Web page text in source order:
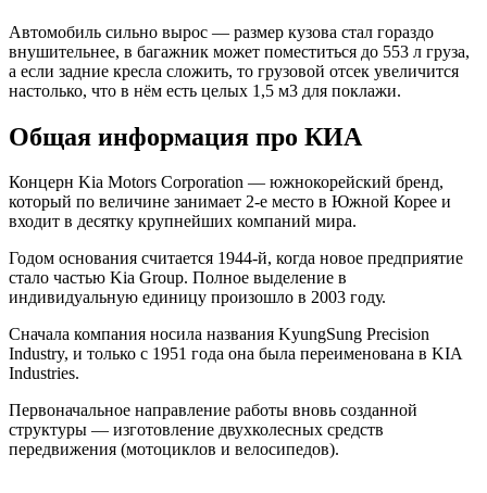
Автомобиль сильно вырос — размер кузова стал гораздо
внушительнее, в багажник может поместиться до 553 л груза,
а если задние кресла сложить, то грузовой отсек увеличится
настолько, что в нём есть целых 1,5 м3 для поклажи.
Общая информация про КИА
Концерн Kia Motors Corporation — южнокорейский бренд,
который по величине занимает 2-е место в Южной Корее и
входит в десятку крупнейших компаний мира.
Годом основания считается 1944-й, когда новое предприятие
стало частью Kia Group. Полное выделение в
индивидуальную единицу произошло в 2003 году.
Сначала компания носила названия KyungSung Precision
Industry, и только с 1951 года она была переименована в KIA
Industries.
Первоначальное направление работы вновь созданной
структуры — изготовление двухколесных средств
передвижения (мотоциклов и велосипедов).